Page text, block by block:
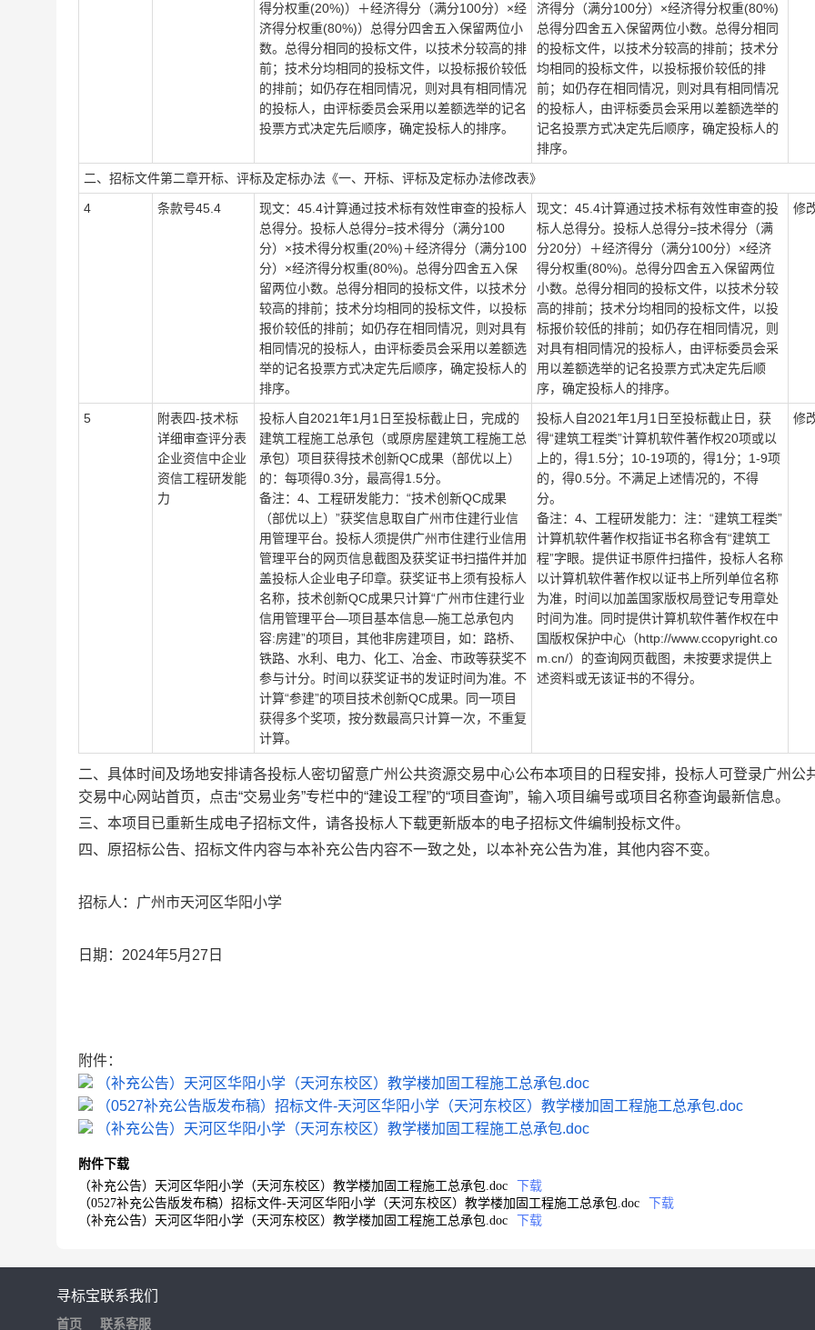
得分权重(20%)）＋经济得分（满分100分）×经
济得分权重(80%)）总得分四舍五入保留两位小
数。总得分相同的投标文件，以技术分较高的排
前；技术分均相同的投标文件，以投标报价较低
的排前；如仍存在相同情况，则对具有相同情况
的投标人，由评标委员会采用以差额选举的记名
投票方式决定先后顺序，确定投标人的排序。
济得分（满分100分）×经济得分权重(80%)
总得分四舍五入保留两位小数。总得分相同
的投标文件，以技术分较高的排前；技术分
均相同的投标文件，以投标报价较低的排
前；如仍存在相同情况，则对具有相同情况
的投标人，由评标委员会采用以差额选举的
记名投票方式决定先后顺序，确定投标人的
排序。
二、招标文件第二章开标、评标及定标办法 《一、开标、评标及定标办法修改表》
4 条款号45.4 现文： 45.4计算通过技术标有效性审查的投标人
总得分。投标人总得分=技术得分（满分100
分）×技术得分权重(20%)＋经济得分（满分100
分）×经济得分权重(80%)。总得分四舍五入保
留两位小数。总得分相同的投标文件，以技术分
较高的排前；技术分均相同的投标文件，以投标
报价较低的排前；如仍存在相同情况，则对具有
相同情况的投标人，由评标委员会采用以差额选
举的记名投票方式决定先后顺序，确定投标人的
排序。
现文： 45.4计算通过技术标有效性审查的投
标人总得分。投标人总得分=技术得分（满
分20分） ＋经济得分（满分100分）×经济
得分权重(80%)。总得分四舍五入保留两位
小数。总得分相同的投标文件，以技术分较
高的排前；技术分均相同的投标文件，以投
标报价较低的排前；如仍存在相同情况，则
对具有相同情况的投标人，由评标委员会采
用以差额选举的记名投票方式决定先后顺
序，确定投标人的排序。
修
5 附表四-技术标
详细审查评分表
企业资信中企业
资信工程研发能
力
投标人自2021年1月1日至投标截止日，完成的
建筑工程施工总承包（或原房屋建筑工程施工总
承包）项目获得技术创新QC成果（部优以上）
的：每项得0.3分，最高得1.5分。
备注： 4、工程研发能力：“技术创新QC成果
（部优以上）”获奖信息取自广州市住建行业信
用管理平台。投标人须提供广州市住建行业信用
管理平台的网页信息截图及获奖证书扫描件并加
盖投标人企业电子印章。获奖证书上须有投标人
名称，技术创新QC成果只计算“广州市住建行业
信用管理平台—项目基本信息—施工总承包内
容:房建”的项目，其他非房建项目，如：路桥、
铁路、水利、电力、化工、冶金、市政等获奖不
参与计分。时间以获奖证书的发证时间为准。不
计算“参建”的项目技术创新QC成果。同一项目
获得多个奖项，按分数最高只计算一次，不重复
计算。
投标人自2021年1月1日至投标截止日，获
得“建筑工程类”计算机软件著作权20项或以
上的，得1.5分；10-19项的，得1分；1-9项
的，得0.5分。不满足上述情况的，不得
分。
备注： 4、工程研发能力：注：“建筑工程类”
计算机软件著作权指证书名称含有“建筑工
程”字眼。提供证书原件扫描件，投标人名称
以计算机软件著作权以证书上所列单位名称
为准，时间以加盖国家版权局登记专用章处
时间为准。同时提供计算机软件著作权在中
国版权保护中心（http://www.ccopyright.co
m.cn/）的查询网页截图，未按要求提供上
述资料或无该证书的不得分。
修
二、具体时间及场地安排请各投标人密切留意广州公共资源交易中心公布本项目的日程安排，投标人可登录广州公
交易中心网站首页，点击“交易业务”专栏中的“建设工程”的“项目查询”，输入项目编号或项目名称查询最新信息。
三、本项目已重新生成电子招标文件，请各投标人下载更新版本的电子招标文件编制投标文件。
四、原招标公告、招标文件内容与本补充公告内容不一致之处，以本补充公告为准，其他内容不变。
招标人：广州市天河区华阳小学
日期： 2024年5月27日
附件：
（补充公告）天河区华阳小学（天河东校区）教学楼加固工程施工总承包.doc
（0527补充公告版发布稿）招标文件-天河区华阳小学（天河东校区）教学楼加固工程施工总承包.doc
（补充公告）天河区华阳小学（天河东校区）教学楼加固工程施工总承包.doc
附件下载
（补充公告）天河区华阳小学（天河东校区）教学楼加固工程施工总承包.doc
下载
（0527补充公告版发布稿）招标文件-天河区华阳小学（天河东校区）教学楼加固工程施工总承包.doc
下载
（补充公告）天河区华阳小学（天河东校区）教学楼加固工程施工总承包.doc
下载
寻标宝
首页
联系我们
联系客服